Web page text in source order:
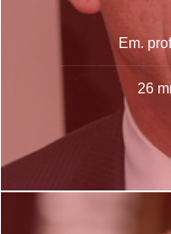
Em.
26